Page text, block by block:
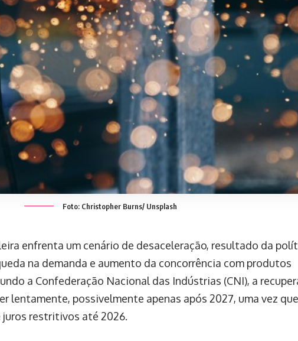
Foto: Christopher Burns/ Unsplash
enfrenta um cenário de desaceleração, resultado da
na demanda e aumento da concorrência com produtos
a Confederação Nacional das Indústrias (CNI), a
lentamente, possivelmente apenas após 2027, uma vez
restritivos até 2026.